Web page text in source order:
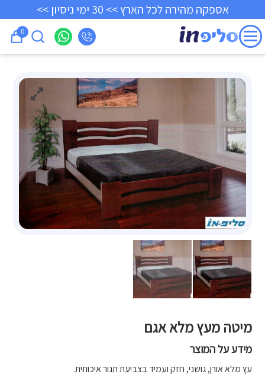
אספקה מהירה לכל הארץ >> 30 ימי ניסיון >>
0
מיטה מעץ מלא אגם
מידע על המוצר
עץ מלא אורן, גושני, חזק ועמיד בצביעת תנור איכותית.